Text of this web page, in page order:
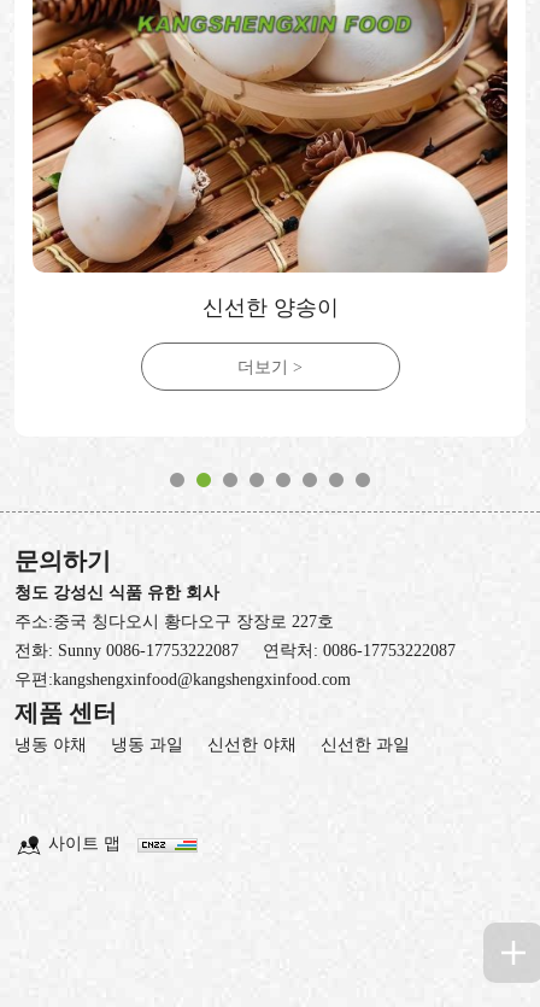
신선한 새송이버섯
더보기 >
문의하기
청도 강성신 식품 유한 회사
주소:중국 칭다오시 황다오구 장장로 227호
전화: Sunny 0086-17753222087 연락처: 0086-17753222087
우편:kangshengxinfood@kangshengxinfood.com
제품 센터
냉동 야채 냉동 과일 신선한 야채 신선한 과일
사이트 맵